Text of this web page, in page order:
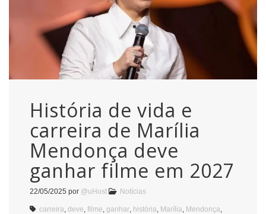
História de vida e
carreira de Marília
Mendonça deve
ganhar filme em 2027
22/05/2025 por @uHost Notícias
carreira deve filme ganhar história Marília Mendonça